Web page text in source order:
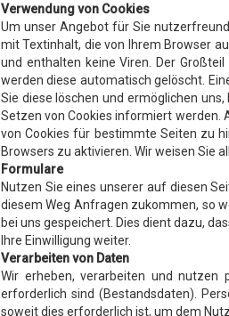
Verwendung von Cookies
Um unser Angebot für Sie
mit Textinhalt, die von Ihrem Browser
und enthalten keine Viren. Der
werden diese automatisch gelöscht.
Sie diese löschen und ermöglichen
Setzen von Cookies informiert werden.
von Cookies für bestimmte Seiten zu
Browsers zu aktivieren. Wir weisen Sie
Formulare
Nutzen Sie eines unserer auf diesen
diesem Weg Anfragen zukommen, so
bei uns gespeichert. Dies dient dazu,
Ihre Einwilligung weiter.
Verarbeiten von Daten
Wir erheben, verarbeiten und nutzen
erforderlich sind (Bestandsdaten).
soweit dies erforderlich ist, um dem